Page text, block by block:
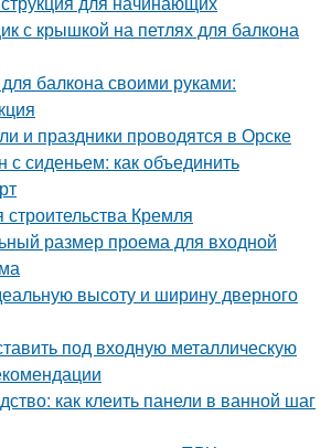
с крышкой на петлях для балкона
балкона своими руками:
и праздники проводятся в Орске
с сиденьем: как объединить
строительства Кремля
размер проема для входной
высоту и ширину дверного
под входную металлическую
как клеить панели в ванной шаг